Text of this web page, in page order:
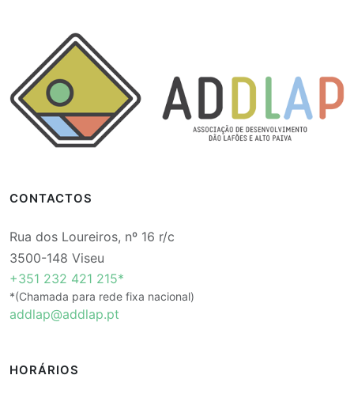
CONTACTOS
Rua dos Loureiros, nº 16 r/c
3500-148 Viseu
+351 232 421 215*
*(Chamada para rede fixa nacional)
addlap@addlap.pt
HORÁRIOS